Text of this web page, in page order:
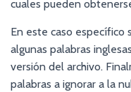
cuales pueden
En este caso específico
algunas palabras
versión del archivo.
palabras a ignorar a la